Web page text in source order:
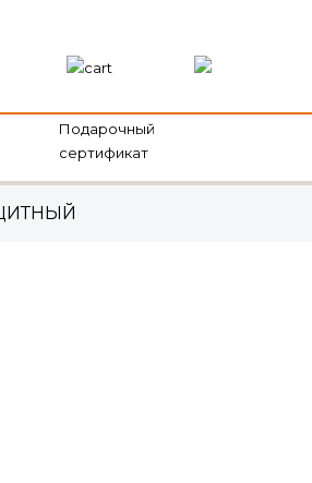
Подарочный
сертификат